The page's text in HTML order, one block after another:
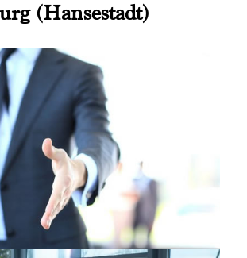
(Hansestadt)